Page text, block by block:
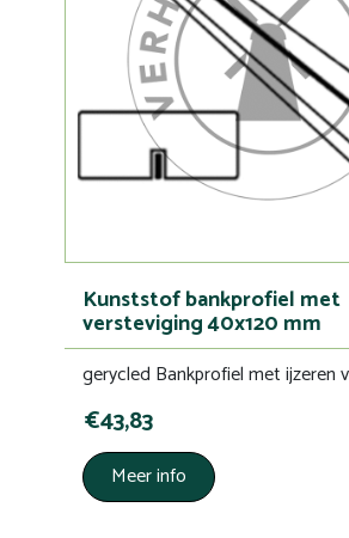
Kunststof bankprofiel met
versteviging 40x120 mm
gerycled Bankprofiel met ijzeren
€43,83
Meer info